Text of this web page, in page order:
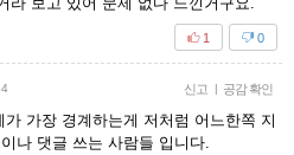
0
1
신고 공감 확인
가 가장 경계하는게 저처럼 어느한쪽 지
나 댓글 쓰는 사람들 입니다.